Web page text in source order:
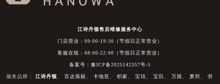
江诗丹顿售后维修服务中心
门店营业：09:00-19:30（节假日正常营业）
客服在线：08:00-22:00（节假日正常营业）
备案号：豫ICP备2025142357号-5
服务品牌：江诗丹顿 、百达翡丽 、卡地亚 、积家 、宝珀 、宝玑 、万国 、萧邦 、劳